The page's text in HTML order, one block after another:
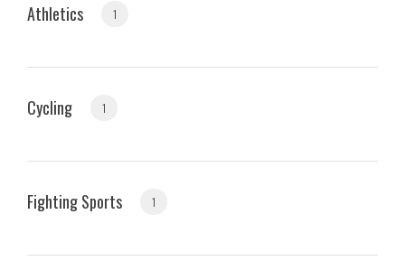
Athletics 1
Cycling 1
Fighting Sports 1